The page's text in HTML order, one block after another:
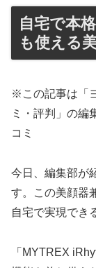
自宅で本
も使える
※この記事は「
ミ・評判」の編
コミ
今日、編集部が
す。この美顔器
自宅で実現でき
「MYTREX